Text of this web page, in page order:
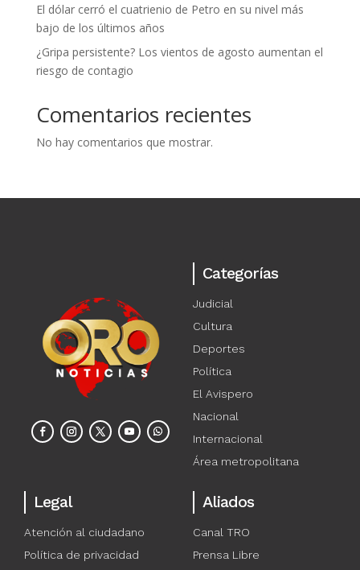
El dólar cerró el cuatrienio de Petro en su nivel más
bajo de los últimos años
¿Gripa persistente? Los vientos de agosto aumentan el
riesgo de contagio
Comentarios recientes
No hay comentarios que mostrar.
Categorías
Judicial
Cultura
Deportes
Política
El Avispero
Nacional
Internacional
Área metropolitana
Legal
Atención al ciudadano
Política de privacidad
Aliados
Canal TRO
Prensa Libre